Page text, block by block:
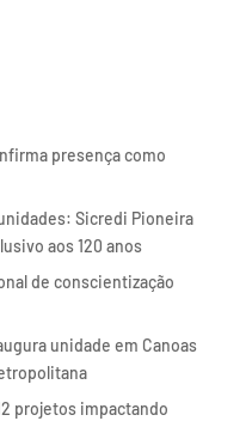
presença como
Sicredi Pioneira
aos 120 anos
de conscientização
unidade em Canoas
projetos impactando